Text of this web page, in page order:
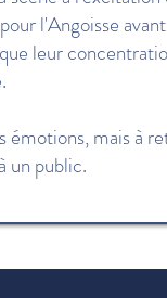
l'Angoisse
leur
émotions, mais à
un public.